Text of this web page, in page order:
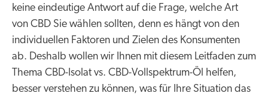
keine eindeutige Antwort auf die Frage, welche Art
von CBD Sie wählen sollten, denn es hängt von den
individuellen Faktoren und Zielen des Konsumenten
ab. Deshalb wollen wir Ihnen mit diesem Leitfaden zum
Thema CBD-Isolat vs. CBD-Vollspektrum-Öl helfen,
besser verstehen zu können, was für Ihre Situation das